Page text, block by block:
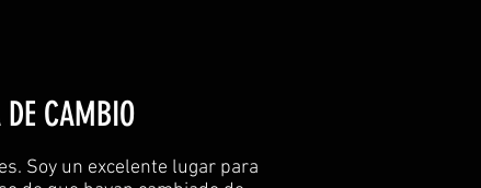
CAMBIO​
Soy un excelente lugar para